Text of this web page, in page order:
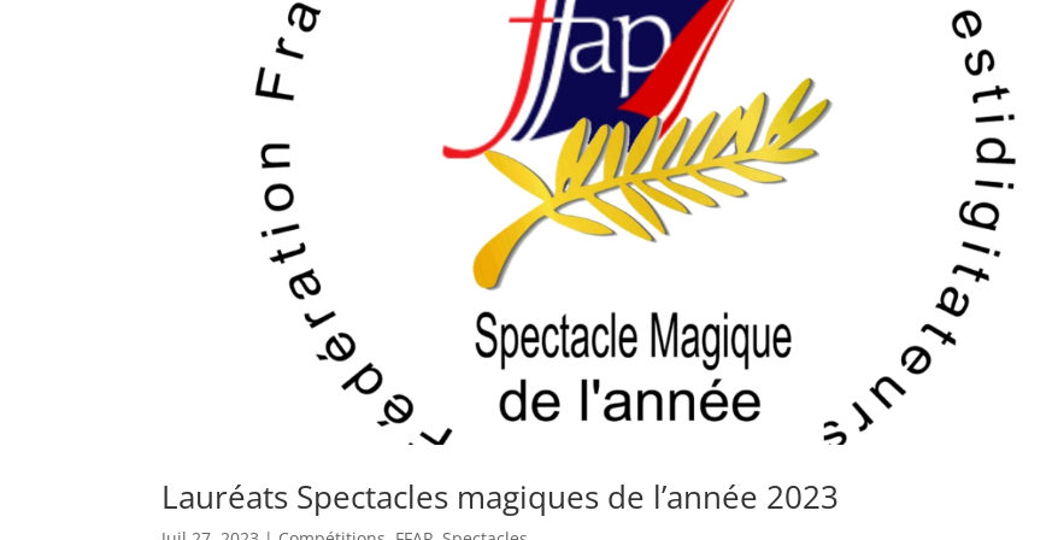
Lauréats Spectacles magiques de l’année 2023